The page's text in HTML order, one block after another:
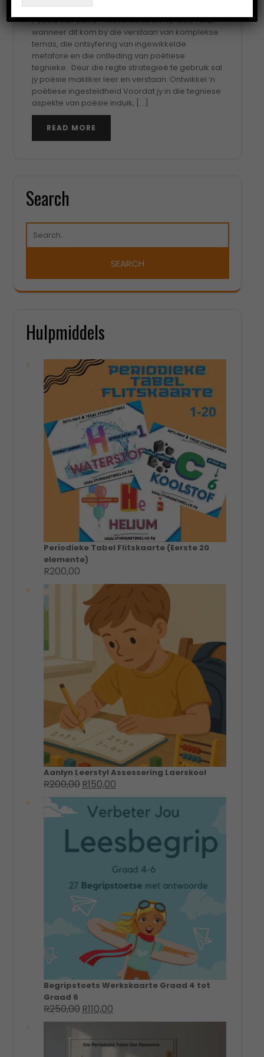
Poësie kan soms moeilik wees om te leer, veral
wanneer dit kom by die verstaan van komplekse
temas, die ontsyfering van ingewikkelde
metafore en die ontleding van poëtiese
tegnieke. Deur die regte strategieë te gebruik sal
jy poësie makliker leer en verstaan. Ontwikkel ‘n
poëtiese ingesteldheid Voordat jy in die tegniese
aspekte van poësie induik, […]
READ MORE
Search
Hulpmiddels
Periodieke Tabel Flitskaarte (Eerste 20
elemente)
R200,00
Aanlyn Leerstyl Assessering Laerskool
R200,00 Original
price
was:
R200,00.
R150,00
price
is:
R150,00.
Begripstoets Werkskaarte Graad 4 tot
Graad 6
R250,00 Original
price
was:
R250,00.
R110,00
price
R110,00.